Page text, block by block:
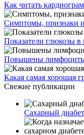
Как читать
Симптомы, признаки
Показатели глюкозы
Повышены
Какая самая хорошая
Свежие публикации
Сахарный